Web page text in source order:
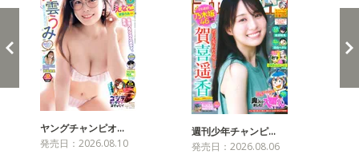
ヤングチャンピオ…
発売日：2026.08.10
週刊少年チャンピ…
発売日：2026.08.06